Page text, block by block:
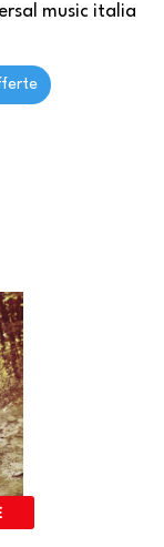
music italia